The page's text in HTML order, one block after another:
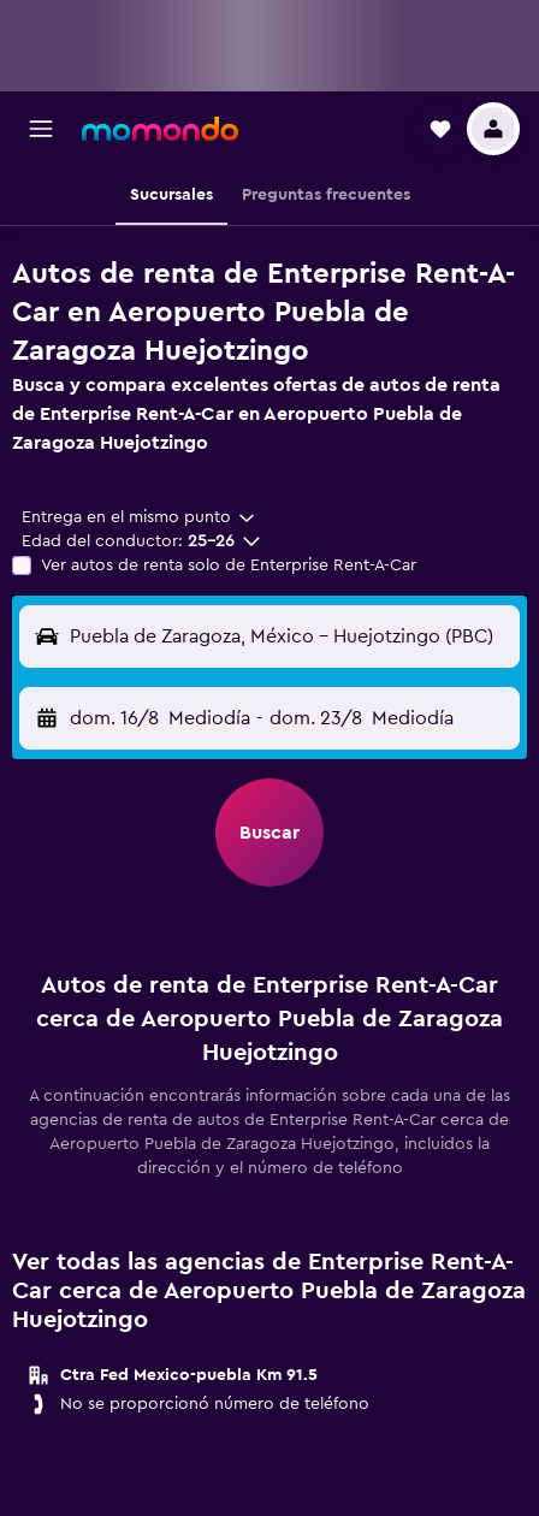
Sucursales Preguntas frecuentes
Autos de renta de Enterprise Rent-A-
Car en Aeropuerto Puebla de
Zaragoza Huejotzingo
Busca y compara excelentes ofertas de autos de renta
de Enterprise Rent-A-Car en Aeropuerto Puebla de
Zaragoza Huejotzingo
Entrega en el mismo punto
Edad del conductor: 25-26
Ver autos de renta solo de Enterprise Rent-A-Car
Puebla de Zaragoza, México - Huejotzingo (PBC)
dom. 16/8 Mediodía - dom. 23/8 Mediodía
Buscar
Autos de renta de Enterprise Rent-A-Car
cerca de Aeropuerto Puebla de Zaragoza
Huejotzingo
A continuación encontrarás información sobre cada una de las
agencias de renta de autos de Enterprise Rent-A-Car cerca de
Aeropuerto Puebla de Zaragoza Huejotzingo, incluidos la
dirección y el número de teléfono
Ver todas las agencias de Enterprise Rent-A-
Car cerca de Aeropuerto Puebla de Zaragoza
Huejotzingo
Ctra Fed Mexico-puebla Km 91.5
No se proporcionó número de teléfono